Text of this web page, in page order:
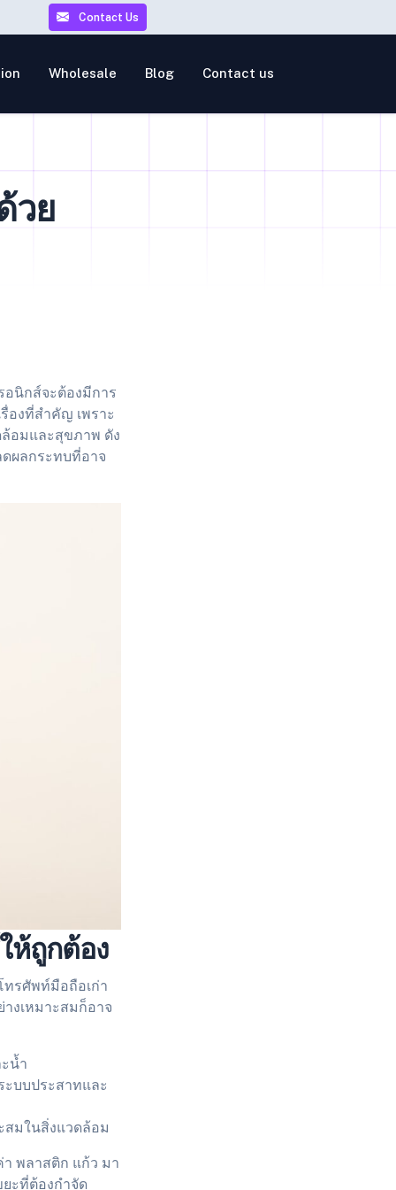
Contact Us
Wholesale Blog Contact us
วย
อนิกส์จะต้องมีการ
องที่สำคัญ เพราะ
ล้อมและสุขภาพ ดัง
ผลกระทบที่อาจ
ห้ถูกต้อง
รศัพท์มือถือเก่า
งเหมาะสมก็อาจ
น้ำ
ะบบประสาทและ
มในสิ่งแวดล้อม
พลาสติก แก้ว มา
ะที่ต้องกำจัด